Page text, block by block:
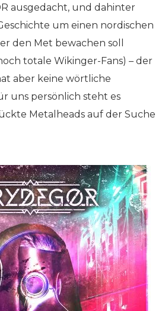
ausgedacht, und dahinter
um einen nordischen
den Met bewachen soll
totale Wikinger-Fans) – der
aber keine wörtliche
uns persönlich steht es
Metalheads auf der Suche